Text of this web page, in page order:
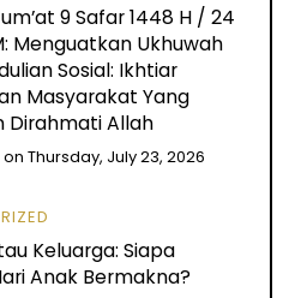
9 Safar 1448 H / 24
Menguatkan Ukhuwah
Sosial: Ikhtiar
Masyarakat Yang
Dirahmati Allah
onThursday, July 23, 2026
Keluarga: Siapa
Anak Bermakna?